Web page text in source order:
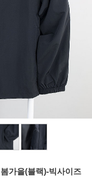
가을(블랙)-빅사이즈